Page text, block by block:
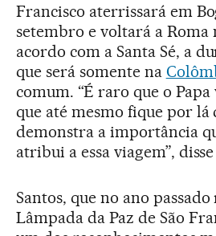
Francisco aterrissará em
setembro e voltará a Roma
acordo com a Santa Sé, a
que será somente na
comum. “É raro que o
que até mesmo fique por lá
demonstra a importância
atribui a essa viagem”,
Santos, que no ano passado
Lâmpada da Paz de São